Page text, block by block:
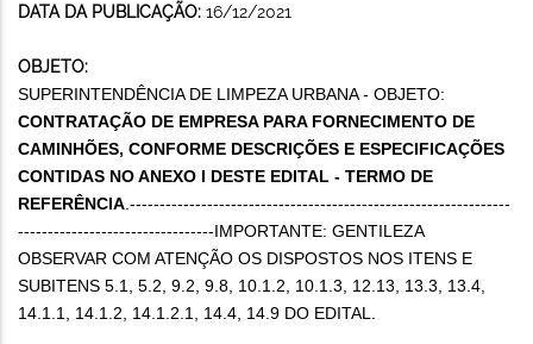
DATA DA PUBLICAÇÃO: 16/12/2021
OBJETO:
SUPERINTENDÊNCIA DE LIMPEZA URBANA - OBJETO:
CONTRATAÇÃO DE EMPRESA PARA FORNECIMENTO DE
CAMINHÕES, CONFORME DESCRIÇÕES E ESPECIFICAÇÕES
CONTIDAS NO ANEXO I DESTE EDITAL - TERMO DE
REFERÊNCIA .----------------------------------------------------------------
---------------------------------IMPORTANTE: GENTILEZA
OBSERVAR COM ATENÇÃO OS DISPOSTOS NOS ITENS E
SUBITENS 5.1, 5.2, 9.2, 9.8, 10.1.2, 10.1.3, 12.13, 13.3, 13.4,
14.1.1, 14.1.2, 14.1.2.1, 14.4, 14.9 DO EDITAL.